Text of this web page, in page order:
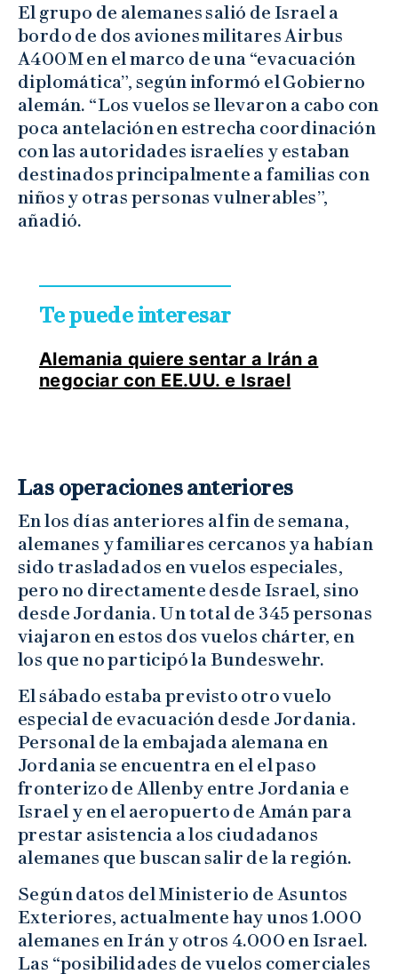
El grupo de alemanes salió de Israel a
bordo de dos aviones militares Airbus
A400M en el marco de una “evacuación
diplomática”, según informó el Gobierno
alemán. “Los vuelos se llevaron a cabo con
poca antelación en estrecha coordinación
con las autoridades israelíes y estaban
destinados principalmente a familias con
niños y otras personas vulnerables”,
añadió.
Te puede interesar
Alemania quiere sentar a Irán a
negociar con EE.UU. e Israel
Las operaciones anteriores
En los días anteriores al fin de semana,
alemanes y familiares cercanos ya habían
sido trasladados en vuelos especiales,
pero no directamente desde Israel, sino
desde Jordania. Un total de 345 personas
viajaron en estos dos vuelos chárter, en
los que no participó la Bundeswehr.
El sábado estaba previsto otro vuelo
especial de evacuación desde Jordania.
Personal de la embajada alemana en
Jordania se encuentra en el el paso
fronterizo de Allenby entre Jordania e
Israel y en el aeropuerto de Amán para
prestar asistencia a los ciudadanos
alemanes que buscan salir de la región.
Según datos del Ministerio de Asuntos
Exteriores, actualmente hay unos 1.000
alemanes en Irán y otros 4.000 en Israel.
Las “posibilidades de vuelos comerciales